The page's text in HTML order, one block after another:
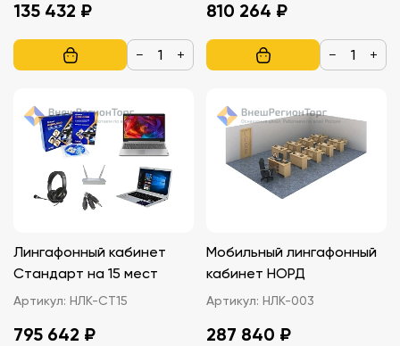
135 432 ₽
− +
810 264 ₽
− +
Лингафонный кабинет
Стандарт на 15 мест
Артикул: НЛК-СТ15
795 642 ₽
Мобильный лингафонный
кабинет НОРД
Артикул: НЛК-003
287 840 ₽